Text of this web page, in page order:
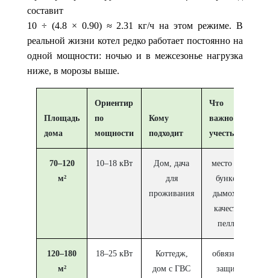
составит
10 ÷ (4.8 × 0.90) ≈ 2.31 кг/ч на этом режиме. В
реальной жизни котел редко работает постоянно на
одной мощности: ночью и в межсезонье нагрузка
ниже, в морозы выше.
Площадь
дома
Ориентир
по
мощности
Кому
подходит
Что
важно
учесть
70–120
м²
10–18 кВт
Дом, дача
для
проживания
место под
бункер,
дымоход,
качество
пеллет
120–180
м²
18–25 кВт
Коттедж,
дом с ГВС
обвязка и
защита